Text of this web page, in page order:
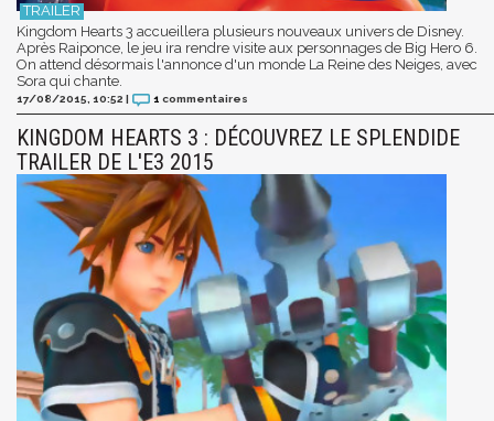
Kingdom Hearts 3 accueillera plusieurs nouveaux univers de Disney.
Après Raiponce, le jeu ira rendre visite aux personnages de Big Hero 6.
On attend désormais l'annonce d'un monde La Reine des Neiges, avec
Sora qui chante.
17/08/2015, 10:52 | 1 commentaires
KINGDOM HEARTS 3 : DÉCOUVREZ LE SPLENDIDE
TRAILER DE L'E3 2015